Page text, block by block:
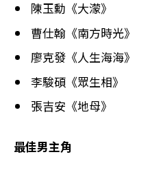
陳玉勳《大濛》
曹仕翰《南方時光》
廖克發《人生海海》
李駿碩《眾生相》
張吉安《地母》
最佳男主角